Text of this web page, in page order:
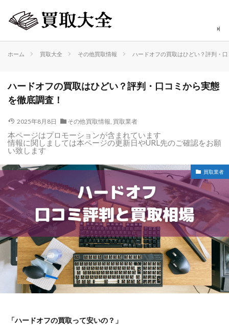
ホーム 買取大全 その他買取情報 ハードオフの買取はひどい？評判・
ハードオフの買取はひどい？評判・口コミから実態
を徹底調査！
2025年8月8日 その他買取情報, 買取業者
本ページはプロモーションが含まれています
情報に関しましては本ページの更新日やURL先のご確認をお願
い致します
買取業者
「ハードオフの買取って安いの？」